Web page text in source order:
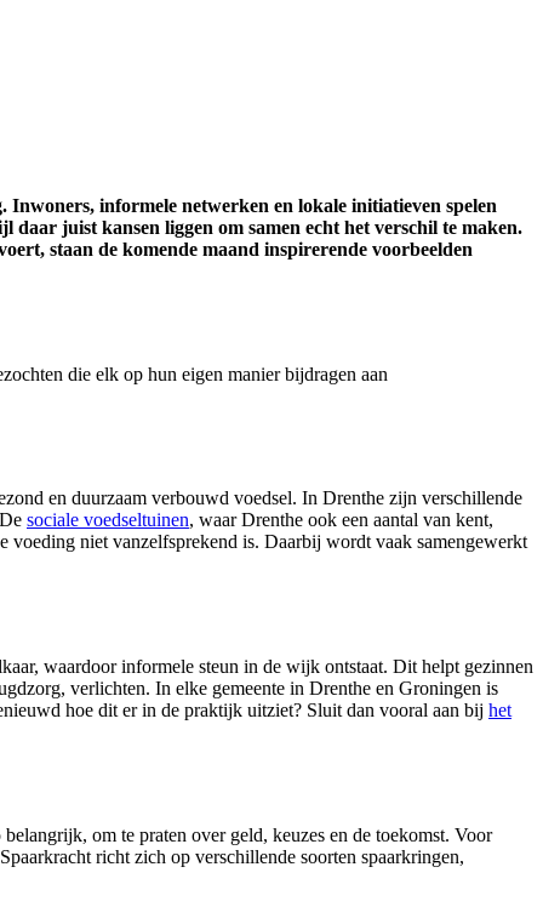
Inwoners, informele netwerken en lokale initiatieven spelen
juist kansen liggen om samen echt het verschil te maken.
staan de komende maand inspirerende voorbeelden
die elk op hun eigen manier bijdragen aan
en duurzaam verbouwd voedsel. In Drenthe zijn verschillende
sociale voedseltuinen, waar Drenthe ook een aantal van kent,
voeding niet vanzelfsprekend is. Daarbij wordt vaak samengewerkt
waardoor informele steun in de wijk ontstaat. Dit helpt gezinnen
verlichten. In elke gemeente in Drenthe en Groningen is
hoe dit er in de praktijk uitziet? Sluit dan vooral aan bij het
om te praten over geld, keuzes en de toekomst. Voor
richt zich op verschillende soorten spaarkringen,